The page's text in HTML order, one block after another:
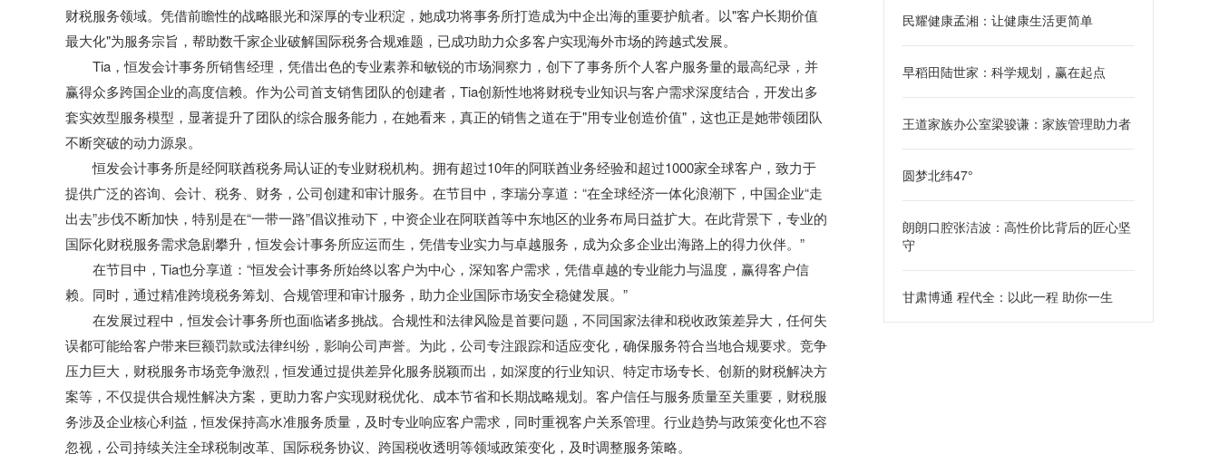
财税服务领域。凭借前瞻性的战略眼光和深厚的专业积淀，她成功将事务所打造成为中企出海的重要护航者。以"客户长期价值
最大化"为服务宗旨，帮助数千家企业破解国际税务合规难题，已成功助力众多客户实现海外市场的跨越式发展。
Tia，恒发会计事务所销售经理，凭借出色的专业素养和敏锐的市场洞察力，创下了事务所个人客户服务量的最高纪录，并
赢得众多跨国企业的高度信赖。作为公司首支销售团队的创建者，Tia创新性地将财税专业知识与客户需求深度结合，开发出多
套实效型服务模型，显著提升了团队的综合服务能力，在她看来，真正的销售之道在于"用专业创造价值"，这也正是她带领团队
不断突破的动力源泉。
恒发会计事务所是经阿联酋税务局认证的专业财税机构。拥有超过10年的阿联酋业务经验和超过1000家全球客户，致力于
提供广泛的咨询、会计、税务、财务，公司创建和审计服务。在节目中，李瑞分享道：“在全球经济一体化浪潮下，中国企业“走
出去”步伐不断加快，特别是在“一带一路”倡议推动下，中资企业在阿联酋等中东地区的业务布局日益扩大。在此背景下，专业的
国际化财税服务需求急剧攀升，恒发会计事务所应运而生，凭借专业实力与卓越服务，成为众多企业出海路上的得力伙伴。”
在节目中，Tia也分享道：“恒发会计事务所始终以客户为中心，深知客户需求，凭借卓越的专业能力与温度，赢得客户信
赖。同时，通过精准跨境税务筹划、合规管理和审计服务，助力企业国际市场安全稳健发展。”
在发展过程中，恒发会计事务所也面临诸多挑战。合规性和法律风险是首要问题，不同国家法律和税收政策差异大，任何失
误都可能给客户带来巨额罚款或法律纠纷，影响公司声誉。为此，公司专注跟踪和适应变化，确保服务符合当地合规要求。竞争
压力巨大，财税服务市场竞争激烈，恒发通过提供差异化服务脱颖而出，如深度的行业知识、特定市场专长、创新的财税解决方
案等，不仅提供合规性解决方案，更助力客户实现财税优化、成本节省和长期战略规划。客户信任与服务质量至关重要，财税服
务涉及企业核心利益，恒发保持高水准服务质量，及时专业响应客户需求，同时重视客户关系管理。行业趋势与政策变化也不容
忽视，公司持续关注全球税制改革、国际税务协议、跨国税收透明等领域政策变化，及时调整服务策略。
民耀健康孟湘：让健康生活更简单
早稻田陆世家：科学规划，赢在起点
王道家族办公室梁骏谦：家族管理助力者
圆梦北纬47°
朗朗口腔张洁波：高性价比背后的匠心坚
守
甘肃博通 程代全：以此一程 助你一生